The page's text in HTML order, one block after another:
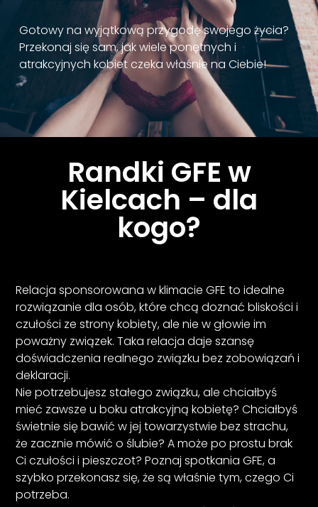
Gotowy na wyjątkową przygodę swojego życia?
Przekonaj się sam, jak wiele ponętnych i
atrakcyjnych kobiet czeka właśnie na Ciebie!
Randki GFE w
Kielcach – dla
kogo?
Relacja sponsorowana w klimacie GFE to idealne
rozwiązanie dla osób, które chcą doznać bliskości i
czułości ze strony kobiety, ale nie w głowie im
poważny związek. Taka relacja daje szansę
doświadczenia realnego związku bez zobowiązań i
deklaracji.
Nie potrzebujesz stałego związku, ale chciałbyś
mieć zawsze u boku atrakcyjną kobietę? Chciałbyś
świetnie się bawić w jej towarzystwie bez strachu,
że zacznie mówić o ślubie? A może po prostu brak
Ci czułości i pieszczot? Poznaj spotkania GFE, a
szybko przekonasz się, że są właśnie tym, czego Ci
potrzeba.